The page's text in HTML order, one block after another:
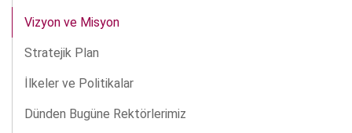
Vizyon ve Misyon
Stratejik Plan
İlkeler ve Politikalar
Dünden Bugüne Rektörlerimiz